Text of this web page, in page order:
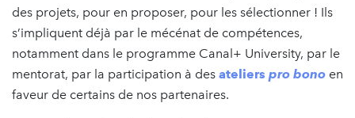
des projets, pour en proposer, pour les sélectionner ! Ils
s’impliquent déjà par le mécénat de compétences,
notamment dans le programme Canal+ University, par le
mentorat, par la participation à des ateliers pro bono en
faveur de certains de nos partenaires.